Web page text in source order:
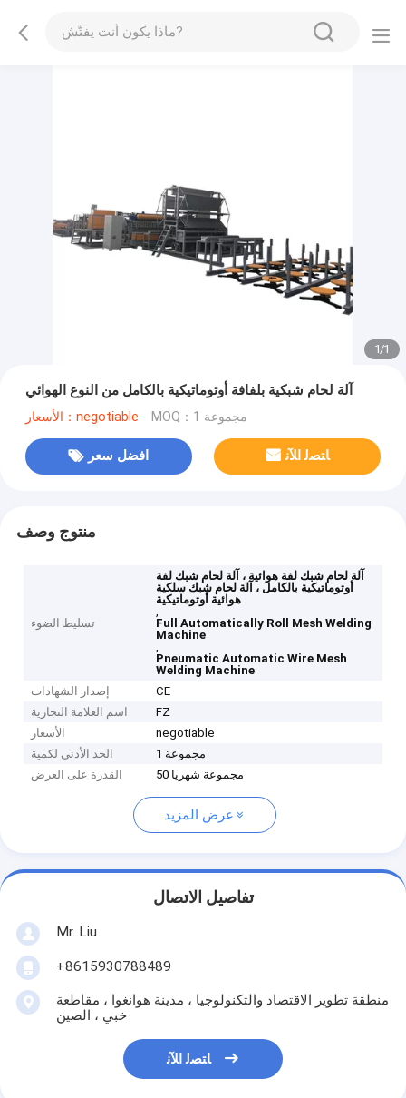
1/1
آلة لحام شبكية بلفافة أوتوماتيكية بالكامل من النوع الهوائي
الأسعار：negotiable MOQ：1 مجموعة
افضل سعر ﺎﺘﺼﻟ ﺍﻶﻧ
منتوج وصف
تسليط الضوء
آلة لحام شبك لفة هوائية ، آلة لحام شبك لفة
أوتوماتيكية بالكامل ، آلة لحام شبك سلكية
هوائية أوتوماتيكية
,
Full Automatically Roll Mesh Welding
Machine
,
Pneumatic Automatic Wire Mesh
Welding Machine
إصدار الشهادات
CE
اسم العلامة التجارية
FZ
الأسعار
negotiable
الحد الأدنى لكمية
1 مجموعة
القدرة على العرض
50 مجموعة شهريا
عرض المزيد
تفاصيل الاتصال
Mr. Liu
+8615930788489
منطقة تطوير الاقتصاد والتكنولوجيا ، مدينة هوانغوا ، مقاطعة
خبي ، الصين
ﺎﺘﺼﻟ ﺍﻶﻧ